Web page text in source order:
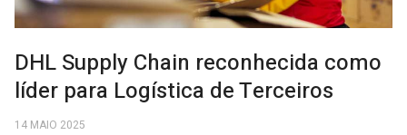
DHL Supply Chain reconhecida como
líder para Logística de Terceiros
14 MAIO 2025